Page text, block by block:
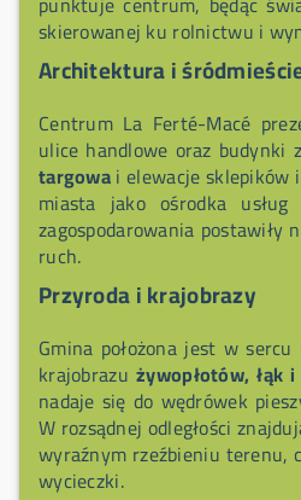
skierowanej ku rolnictwu i
Architektura i
Centrum La Ferté-Macé
ulice handlowe oraz budynki
targowai elewacje
miasta jako ośrodka
zagospodarowania postawiły
ruch.
Przyroda i krajobrazy
Gmina położona jest w
krajobrazużywopłotów, łąk
nadaje się do wędrówek
W rozsądnej odległości
wyraźnym rzeźbieniu terenu,
wycieczki.